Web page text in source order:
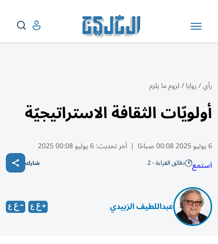
رأي/زوايا/لزوم ما يلزم
أولويّات الثقافة الاستراتيجيّة
6 يوليو 2025 00:08 صباحًا | آخر تحديث:6 يوليو 00:08 2025
استمع دقائق القراءة - 2 شارك
عبداللطيف الزبيدي